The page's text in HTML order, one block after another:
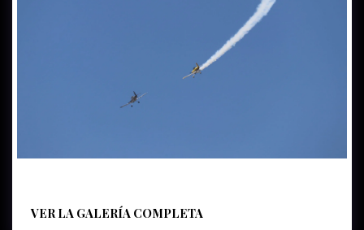
VER LA GALERÍA COMPLETA